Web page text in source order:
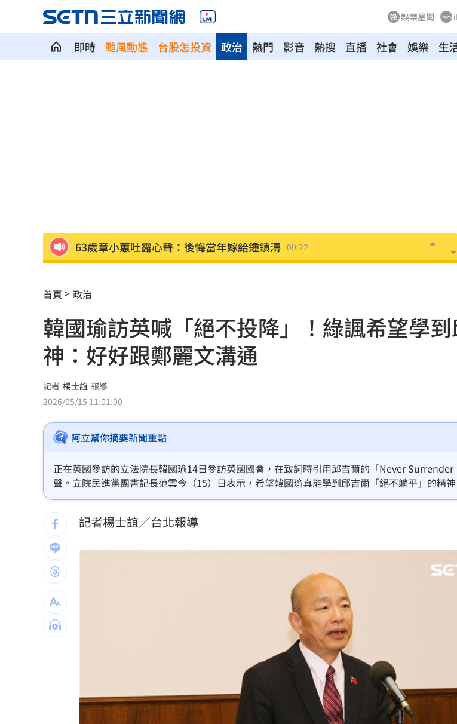
娛樂星聞
即時 颱風動態 台股怎投資 熱門 影音 熱搜 直播
政治 社會 娛樂 生
63歲章小蕙吐露心聲：後悔當年嫁給鍾鎮濤 00:22
最遺憾童年記憶空白 禹菡：當年真不懂事
每股配12.8元的它 Ｑ2營收曝光 00:00
連續2場安打！ 林安可掃二壘打貢獻1打點
歐洲避暑天堂失守！地中海熱到像溫泉
3歲米格魯偷吃軟糖 被催吐後好有戲
獨／北勢棒球隊穿破鞋拚冠軍 台僑看哭了
南港Lalaport鷹架坍塌！3櫃位暫停營業 23:34
北市教育局再喊虐童案遭渲染！林月琴開嗆
白海豚「一路搖擺」！週末各地風雨時程曝 23:26
23:21
23:21
三立iNEWS新聞台線上直播
首頁 政治
韓國瑜訪英喊「絕不投降」！綠諷希望學
神：好好跟鄭麗文溝通
記者 楊士誼 報導
2026/05/15 11:01:00
阿立幫你摘要新聞重點
正在英國參訪的立法院長韓國瑜14日參訪英國國會，在致詞時引用邱吉爾的「Never
聲。立院民進黨團書記長范雲今（15）日表示，希望韓國瑜真能學到邱吉爾「絕不躺平」的精
黨主席鄭麗文不支持強化國防、要和平，事實上形同投降的立場，希望韓國瑜好好跟鄭麗文溝
記者楊士誼／台北報導